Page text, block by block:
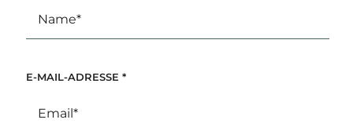
E-MAIL-ADRESSE *